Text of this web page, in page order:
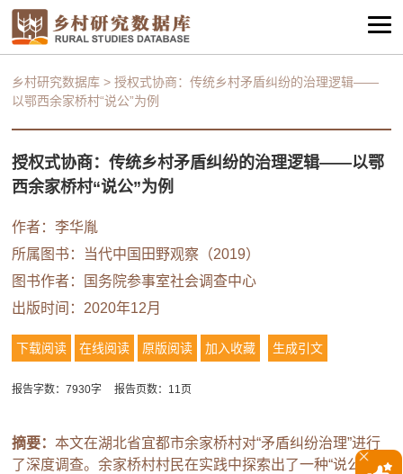
乡村研究数据库 >授权式协商：传统乡村矛盾纠纷的治理逻辑——
以鄂西余家桥村“说公”为例
授权式协商：传统乡村矛盾纠纷的治理逻辑——以鄂
西余家桥村“说公”为例
作者：李华胤
所属图书： 当代中国田野观察（2019）
图书作者：国务院参事室社会调查中心
出版时间：2020年12月
下载阅读 在线阅读 原版阅读 加入收藏 生成引文
报告字数：7930字 报告页数：11页
摘要：本文在湖北省宜都市余家桥村对“矛盾纠纷治理”进行
了深度调查。余家桥村村民在实践中探索出了一种“说公”的